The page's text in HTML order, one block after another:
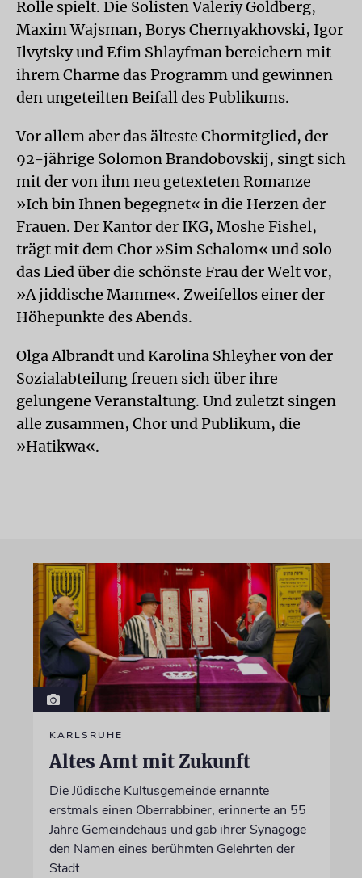
Rolle spielt. Die Solisten Valeriy Goldberg,
Maxim Wajsman, Borys Chernyakhovski, Igor
Ilvytsky und Efim Shlayfman bereichern mit
ihrem Charme das Programm und gewinnen
den ungeteilten Beifall des Publikums.
Vor allem aber das älteste Chormitglied, der
92-jährige Solomon Brandobovskij, singt sich
mit der von ihm neu getexteten Romanze
»Ich bin Ihnen begegnet« in die Herzen der
Frauen. Der Kantor der IKG, Moshe Fishel,
trägt mit dem Chor »Sim Schalom« und solo
das Lied über die schönste Frau der Welt vor,
»A jiddische Mamme«. Zweifellos einer der
Höhepunkte des Abends.
Olga Albrandt und Karolina Shleyher von der
Sozialabteilung freuen sich über ihre
gelungene Veranstaltung. Und zuletzt singen
alle zusammen, Chor und Publikum, die
»Hatikwa«.
KARLSRUHE
Altes Amt mit Zukunft
Die Jüdische Kultusgemeinde ernannte
erstmals einen Oberrabbiner, erinnerte an 55
Jahre Gemeindehaus und gab ihrer Synagoge
den Namen eines berühmten Gelehrten der
Stadt